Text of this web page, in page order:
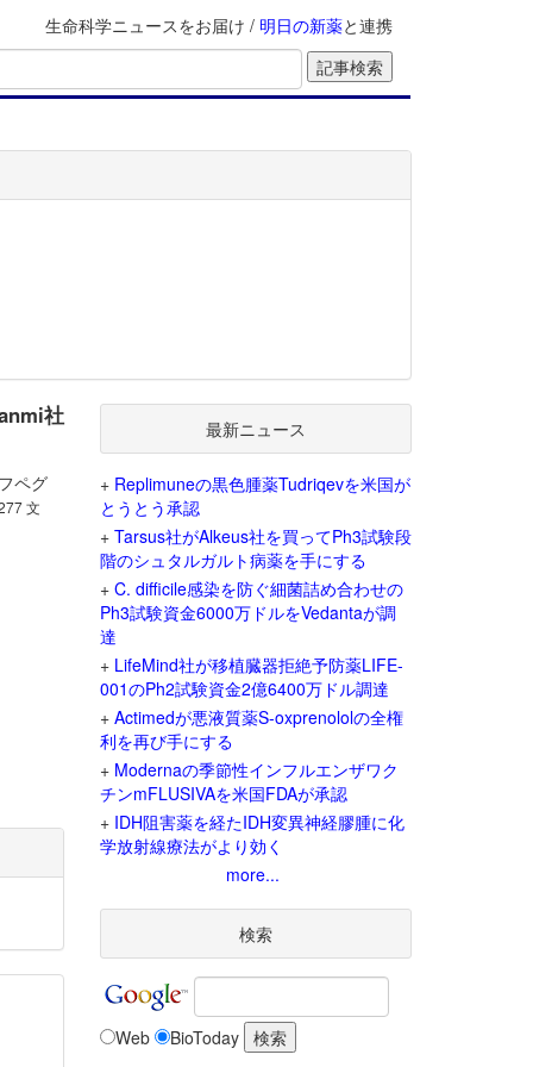
生命科学ニュースをお届け / 明日の新薬と連携
社
ペグ
文
最新ニュース
+ Replimuneの黒色腫薬Tudriqevを米国が
とうとう承認
+ Tarsus社がAlkeus社を買ってPh3試験段
階のシュタルガルト病薬を手にする
+ C. difficile感染を防ぐ細菌詰め合わせの
Ph3試験資金6000万ドルをVedantaが調
達
+ LifeMind社が移植臓器拒絶予防薬LIFE-
001のPh2試験資金2億6400万ドル調達
+ Actimedが悪液質薬S-oxprenololの全権
利を再び手にする
+ Modernaの季節性インフルエンザワク
チンmFLUSIVAを米国FDAが承認
+ IDH阻害薬を経たIDH変異神経膠腫に化
学放射線療法がより効く
more...
検索
Web BioToday